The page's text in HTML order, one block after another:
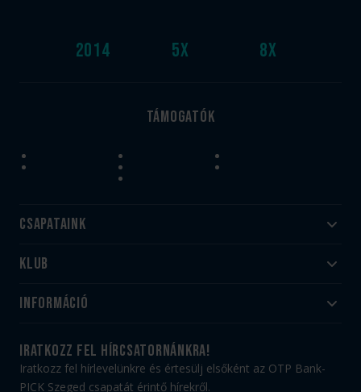
2014 5x 8x
Támogatók
Csapataink
Felnőtt
Utánpótlás
Klub
#HandballFamily
Munkatársaink
PICK Aréna
Információ
Jegy- és bérletvásárlás
Webshop
iratkozz fel hírcsatornánkra!
Iratkozz fel hírlevelünkre és értesülj elsőként az OTP Bank-
PICK Szeged csapatát érintő hírekről.